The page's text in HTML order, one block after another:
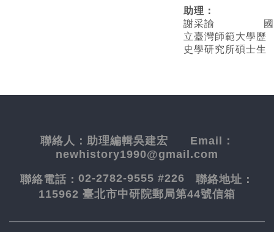
助理：
謝采諭
國
立臺灣師範大學歷
史學研究所碩士生
聯絡人： 助理編輯吳建宏 Email：
newhistory1990@gmail.com
聯絡電話： 02-2782-9555 #226 聯絡地址：
115962 臺北市中研院郵局第44號信箱